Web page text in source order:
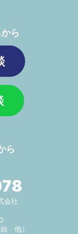
ら
ら
会社
始 他）